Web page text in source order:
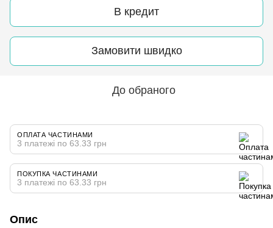
В кредит
Замовити швидко
До обраного
ОПЛАТА ЧАСТИНАМИ
3 платежі по 63.33 грн
ПОКУПКА ЧАСТИНАМИ
3 платежі по 63.33 грн
Опис